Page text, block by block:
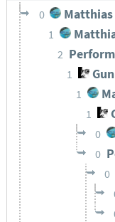
0 Matthias
1
2
1
1
1
0
0
0